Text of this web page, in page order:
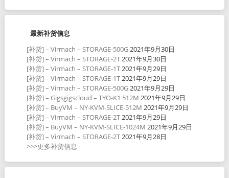
最新补货信息
[补货] – Virmach – STORAGE-500G2021年9月30日
[补货] – Virmach – STORAGE-2T2021年9月30日
[补货] – Virmach – STORAGE-1T2021年9月29日
[补货] – Virmach – STORAGE-1T2021年9月29日
[补货] – Virmach – STORAGE-500G2021年9月29日
[补货] – Gigsgigscloud – TYO-K1 512M 2021年9月29日
[补货] – BuyVM – NY-KVM-SLICE-512M 2021年9月29日
[补货] – Virmach – STORAGE-2T2021年9月29日
[补货] – BuyVM – NY-KVM-SLICE-1024M 2021年9月29日
[补货] – Virmach – STORAGE-2T2021年9月28日
>>>更多补货信息